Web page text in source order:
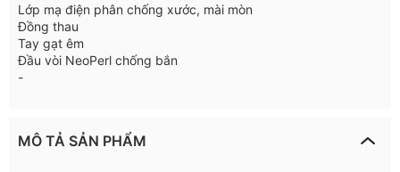
Lớp mạ điện phân chống xước, mài mòn
Đồng thau
Tay gạt êm
Đầu vòi NeoPerl chống bắn
-
MÔ TẢ SẢN PHẨM